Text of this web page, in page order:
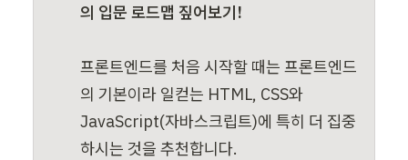
의 입문 로드맵 짚어보기!
프론트엔드를 처음 시작할 때는 프론트엔드
의 기본이라 일컫는 HTML, CSS와
JavaScript(자바스크립트)에 특히 더 집중
하시는 것을 추천합니다.